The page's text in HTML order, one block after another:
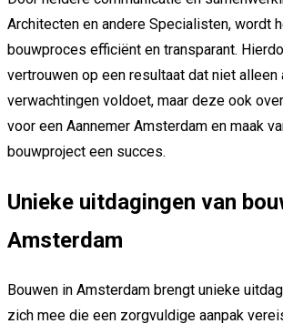
Architecten en andere Specialisten, wordt
bouwproces efficiënt en transparant.
vertrouwen op een resultaat dat niet alleen
verwachtingen voldoet, maar deze ook
voor een Aannemer Amsterdam en maak
bouwproject een succes.
Unieke uitdagingen van
Amsterdam
Bouwen in Amsterdam brengt unieke
zich mee die een zorgvuldige aanpak